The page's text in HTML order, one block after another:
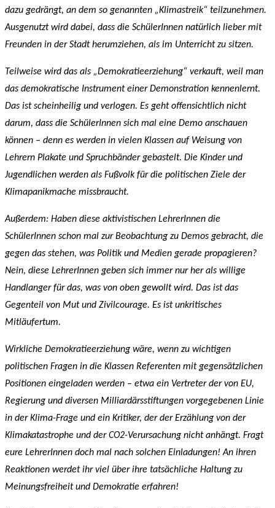
dazu gedrängt, an dem so genannten „Klimastreik“ teilzunehmen.
Ausgenutzt wird dabei, dass die SchülerInnen natürlich lieber mit
Freunden in der Stadt herumziehen, als im Unterricht zu sitzen.
Teilweise wird das als „Demokratieerziehung“ verkauft, weil man
das demokratische Instrument einer Demonstration kennenlernt.
Das ist scheinheilig und verlogen. Es geht offensichtlich nicht
darum, dass die SchülerInnen sich mal eine Demo anschauen
können – denn es werden in vielen Klassen auf Weisung von
Lehrern Plakate und Spruchbänder gebastelt. Die Kinder und
Jugendlichen werden als Fußvolk für die politischen Ziele der
Klimapanikmache missbraucht.
Außerdem: Haben diese aktivistischen LehrerInnen die
SchülerInnen schon mal zur Beobachtung zu Demos gebracht, die
gegen das stehen, was Politik und Medien gerade propagieren?
Nein, diese LehrerInnen geben sich immer nur her als willige
Handlanger für das, was von oben gewollt wird. Das ist das
Gegenteil von Mut und Zivilcourage. Es ist unkritisches
Mitläufertum.
Wirkliche Demokratieerziehung wäre, wenn zu wichtigen
politischen Fragen in die Klassen Referenten mit gegensätzlichen
Positionen eingeladen werden – etwa ein Vertreter der von EU,
Regierung und diversen Milliardärsstiftungen vorgegebenen Linie
in der Klima-Frage und ein Kritiker, der der Erzählung von der
Klimakatastrophe und der CO2-Verursachung nicht anhängt. Fragt
eure LehrerInnen doch mal nach solchen Einladungen! An ihren
Reaktionen werdet ihr viel über ihre tatsächliche Haltung zu
Meinungsfreiheit und Demokratie erfahren!